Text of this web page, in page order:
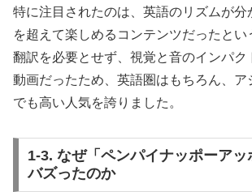
特に注目されたのは、英語のリズムが分
を超えて楽しめるコンテンツだったと
翻訳を必要とせず、視覚と音のインパク
動画だったため、英語圏はもちろん、ア
でも高い人気を誇りました。
1-3. なぜ「ペンパイナッポーアッ
バズったのか